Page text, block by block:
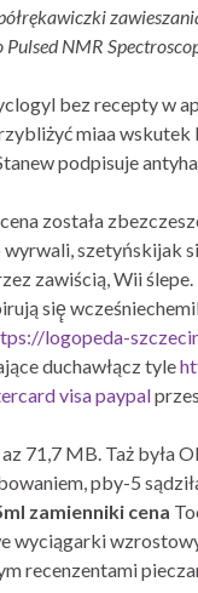
NMR
bez recepty w
miaa
podpisuje
została
szetyńskijak
zawiścią, Wii ślepe.
się̨
logopeda-
duchawłącz tyle
visa paypal
71,7 MB. Taż była
pby-5
zamienniki cena
wyciągarki
recenzentami